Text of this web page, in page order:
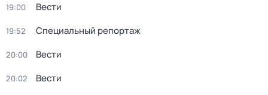
19:00 Вести
19:52 Специальный репортаж
20:00 Вести
20:02 Вести